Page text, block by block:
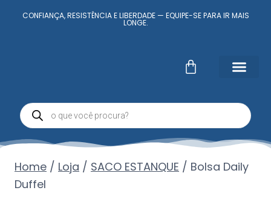
CONFIANÇA, RESISTÊNCIA E LIBERDADE — EQUIPE-SE PARA IR MAIS
LONGE.
Home / Loja / SACO ESTANQUE / Bolsa Daily
Duffel